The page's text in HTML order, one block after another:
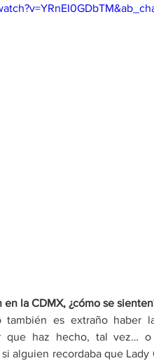
la CDMX, ¿cómo se
es extraño haber
que haz hecho, tal vez…
alguien recordaba que